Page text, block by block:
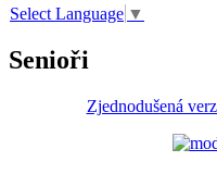
Select Language ▼
Senioři
Zjednodušená